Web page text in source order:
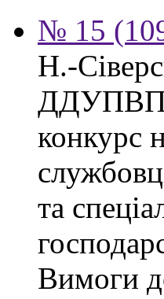
№ 15
Н.-
ДДУПВП
конкурс
та
Вимоги